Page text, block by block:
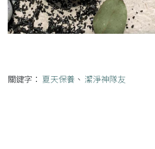
關鍵字： 夏天保養 、 潔淨神隊友